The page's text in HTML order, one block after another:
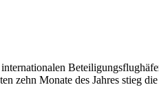
zehn Monate des Jahres stieg